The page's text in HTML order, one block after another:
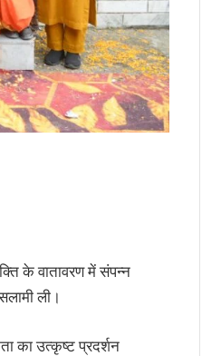
के वातावरण में संपन्न
ली।
का उत्कृष्ट प्रदर्शन